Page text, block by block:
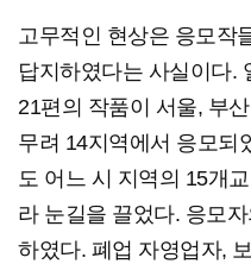
고무적인 현상은 응모작
답지하였다는 사실이다.
21편의 작품이 서울, 부
무려 14지역에서 응모되
도 어느 시 지역의 15개
라 눈길을 끌었다. 응모
하였다. 폐업 자영업자,